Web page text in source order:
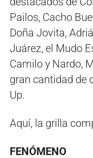
Pailos, Cacho
Doña Jovita,
Juárez, el Mudo
Camilo y Nardo,
gran cantidad de
Up.
Aquí, la grilla
FENÓMENO